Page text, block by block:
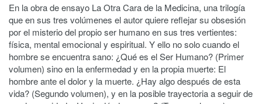
En la obra de ensayo La Otra Cara de la Medicina, una trilogía
que en sus tres volúmenes el autor quiere reflejar su obsesión
por el misterio del propio ser humano en sus tres vertientes:
física, mental emocional y espiritual. Y ello no solo cuando el
hombre se encuentra sano: ¿Qué es el Ser Humano? (Primer
volumen) sino en la enfermedad y en la propia muerte: El
hombre ante el dolor y la muerte. ¿Hay algo después de esta
vida? (Segundo volumen), y en la posible trayectoria a seguir de